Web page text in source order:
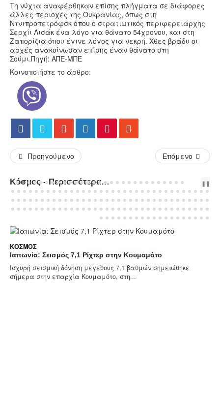
Τη νύχτα αναφέρθηκαν επίσης πλήγματα σε διάφορες
άλλες περιοχές της Ουκρανίας, όπως στη
Ντνιπροπετρόφσκ όπου ο στρατιωτικός περιφερειάρχης
Σερχίι Λισάκ ένα λόγο για θάνατο 54χρονου, και στη
Ζαπορίζια όπου έγινε λόγος για νεκρή. Χθες βράδυ οι
αρχές ανακοίνωσαν επίσης έναν θάνατο στη
Σούμι.Πηγή: ΑΠΕ-ΜΠΕ
Κοινοποιήστε το άρθρο:
Προηγούμενο Επόμενο
Κόσμος - Περισσότερα Άρθρα... PREVNEXT
❚❚
ΚΌΣΜΟΣ
Ιαπωνία: Σεισμός 7,1 Ρίχτερ στην Κουμαμότο
Ισχυρή σεισμική δόνηση μεγέθους 7,1 βαθμών σημειώθηκε
σήμερα στην επαρχία Κουμαμότο, στη...